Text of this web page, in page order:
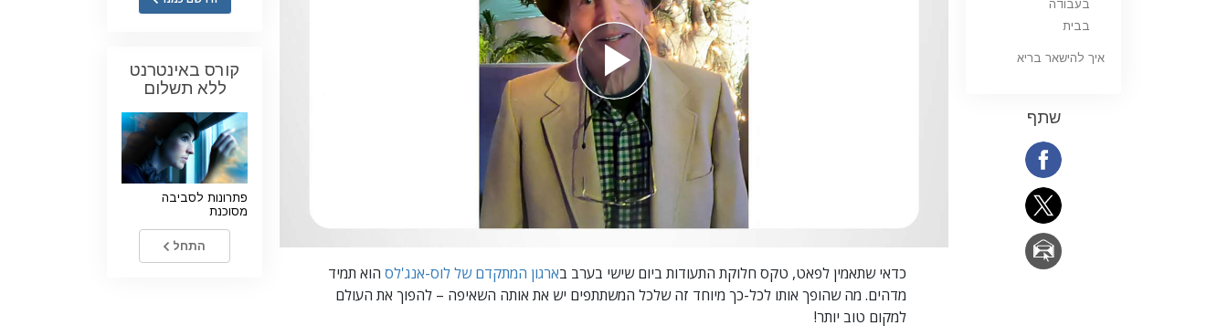
כלים למקום העבודה
יסודות ההתארגנות
היסודות של יחסי ציבור
כדאי שתאמין לפאט, טקס חלוקת התעודות ביום שישי בערב בארגון המתקדם של לוס-אנג'לס הוא תמיד
מדהים. מה שהופך אותו לכל-כך מיוחד זה שלכל המשתתפים יש את אותה השאיפה – להפוך את העולם
למקום טוב יותר!
בעבודה
בבית
איך להישאר בריא
שתף
קורס באינטרנט
ללא תשלום
פתרונות לסביבה
מסוכנת
התחל